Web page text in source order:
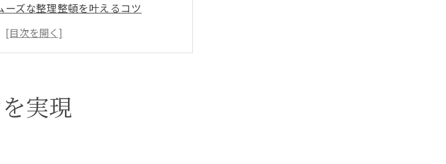
ーズな整理整頓を叶えるコツ
用する前に知るべき準備点
片付けが楽になる秘訣
市で探る
を実現するためのチェックポイント
実現